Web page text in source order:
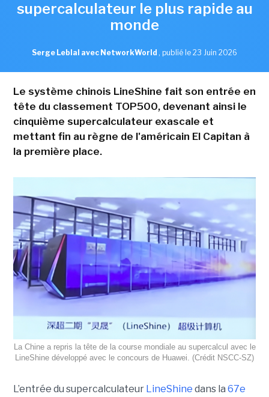
supercalculateur le plus rapide au
monde
Serge Leblal avec NetworkWorld , publié le 23 Juin 2026
Le système chinois LineShine fait son entrée en
tête du classement TOP500, devenant ainsi le
cinquième supercalculateur exascale et
mettant fin au règne de l'américain El Capitan à
la première place.
La Chine a repris la tête de la course mondiale au supercalcul avec le
LineShine développé avec le concours de Huawei. (Crédit NSCC‑SZ)
L’entrée du supercalculateur LineShine dans la 67e